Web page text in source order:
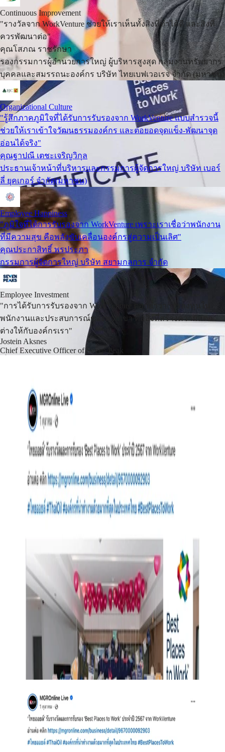
Continuous Improvement
"รางวัลจาก WorkVenture ช่วยให้เราเห็นทั้งสิ่งที่ทำได้ดี และสิ่งที่
ควรพัฒนาต่อ"
คุณโสภณ ราชรักษา
รองกรรมการผู้อำนวยการใหญ่ ผู้บริหารสูงสุด กลุ่มงานทรัพยากร
บุคคลและสมรรถนะองค์กร บริษัท ไทยเบฟเวอเรจ จำกัด (มหาชน)
Organizational Culture
"รู้สึกภาคภูมิใจที่ได้รับการรับรองจาก WorkVenture แบบสำรวจนี้
ช่วยให้เราเข้าใจวัฒนธรรมองค์กร และต่อยอดจุดแข็ง-พัฒนาจุด
อ่อนได้จริง"
คุณฐาปณี เตชะเจริญวิกุล
ประธานเจ้าหน้าที่บริหารและกรรมการผู้จัดการใหญ่ บริษัท เบอร์
ลี่ ยุคเกอร์ จำกัด(มหาชน)
Employee Happiness
"ภูมิใจที่ได้การรับรองจาก WorkVenture เพราะเราเชื่อว่าพนักงาน
ที่มีความสุข คือพลังขับเคลื่อนองค์กรสู่ความเป็นเลิศ"
คุณประกาสิทธิ์ พรประภา
กรรมการผู้จัดการใหญ่ บริษัท สยามกลการ จำกัด
Employee Investment
"การได้รับการรับรองจาก WorkVenture ตอกย้ำว่าการลงทุนใน
พนักงานและประสบการณ์ของพวกเขา คือสิ่งที่สร้างความแตก
ต่างให้กับองค์กรเรา"
Jostein Aksnes
Chief Executive Officer of Seven Peak
ทำอย่างไรถึงจะได้รับการรับรอง Best
Places to Work™
ขั้นที่ 1: ดำเนินการสำรวจพนักงาน
บนพื้นฐานงานวิจัย ใช้เวลาประมาณ 2 สัปดาห์ เพื่อประเมิน
ครอบคลุม
ขั้นที่ 2: รับรองอย่างเป็นทางการ
องค์กรที่ได้คะแนนตั้งแต่ 60% ขึ้นไป จะได้รับการรับรองเป็น Best
Places to Work™ อย่างเป็นทางการ การรับรองนี้อ้างอิงจากผลการ
สำรวจและเกณฑ์มาตรฐานที่ชัดเจน มีอายุการรับรอง 12 เดือน
ขั้นที่ 3: โปรโมทภาพลักษณ์องค์กร
องค์กรสามารถใช้ตราสัญลักษณ์ Best Places to Work™ เพื่อเผย
แพร่การรับรองผ่านช่องทางต่าง ๆ อย่างเป็นทางการอย่างภาค
ภูมิใจเพื่อประกาศและเฉลิมฉลองความสำเร็จของคุณ!
ขั้นที่ 1: ดำเนินการสำรวจพนักงาน
การสำรวจออนไลน์ผ่าน People Success Index™ ที่ได้รับการพัฒนา
บนพื้นฐานงานวิจัย ใช้เวลาประมาณ 2 สัปดาห์ เพื่อประเมิน
ประสบการณ์การทำงานและความผูกพันของพนักงานอย่าง